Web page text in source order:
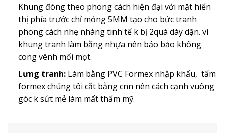
Khung đóng theo phong cách hiện đại với mặt hiển
thị phía trước chỉ mỏng 5MM tạo cho bức tranh
phong cách nhẹ nhàng tinh tế k bị 2quá dày dặn. vì
khung tranh làm bằng nhựa nên bảo bảo không
cong vênh mối mọt.
Lưng tranh:Làm bằng PVC Formex nhập khẩu, tấm
formex chúng tôi cắt bằng cnn nên cách cạnh vuông
góc k sứt mẻ làm mất thẩm mỹ.